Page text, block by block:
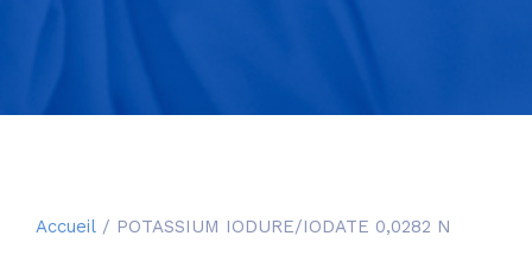
Accueil / POTASSIUM IODURE/IODATE 0,0282 N